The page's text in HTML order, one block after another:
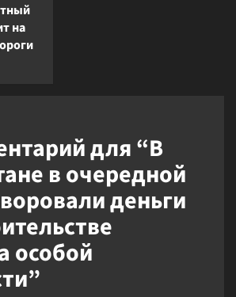
на
для “В
в очередной
деньги
особой
”